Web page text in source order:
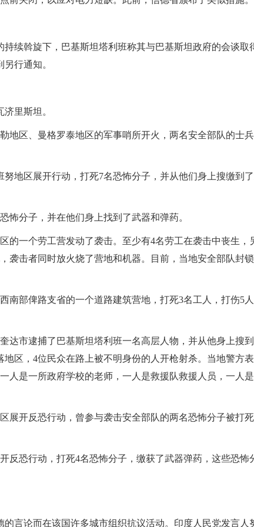
续斡旋下，巴基斯坦塔利班称其与巴基斯坦政府的会谈取
行通知。
里斯坦。
地区、曼格罗泰地区的军事哨所开火，两名安全部队的士
地区展开行动，打死7名恐怖分子，并从他们身上搜缴到
怖分子，并在他们身上找到了武器和弹药。
的一个劳工营发动了袭击。至少有4名劳工在袭击中丧生，
袭击者同时放火烧了营地和机器。目前，当地安全部队封
南部俾路支省的一个道路建筑营地，打死3名工人，打伤5人
达市逮捕了巴基斯坦塔利班一名高层人物，并从他身上搜
区，4位民众在路上被不明身份的人开枪射杀。当地警方表
人是一所政府学校的老师，一人是救援队救援人员，一人
展开反恐行动，曾参与袭击安全部队的两名恐怖分子被打死
反恐行动，打死4名恐怖分子，缴获了武器弹药，这些恐怖
言论而在该国许多城市组织抗议活动。印度人民党发言人